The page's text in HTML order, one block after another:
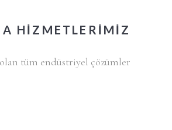
HİZMETLERİMİZ
tüm endüstriyel çözümler